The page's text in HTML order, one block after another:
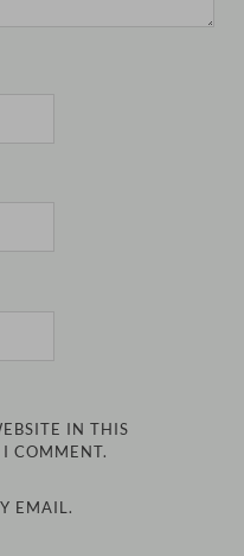
IN THIS
I COMMENT.
EMAIL.